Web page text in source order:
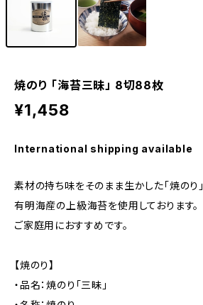
焼のり 「海苔三昧」 8切88枚
¥1,458
International shipping available
素材の持ち味をそのまま生かした「焼のり」
有明海産の上級海苔を使用しております。
ご家庭用におすすめです。
【焼のり】
・品名：焼のり「三昧」